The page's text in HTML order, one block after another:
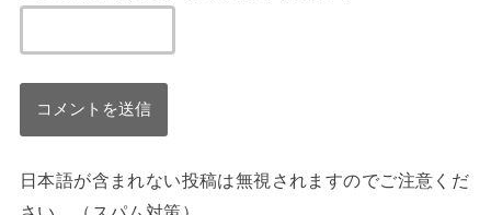
日本語が含まれない投稿は無視されますのでご注意くだ